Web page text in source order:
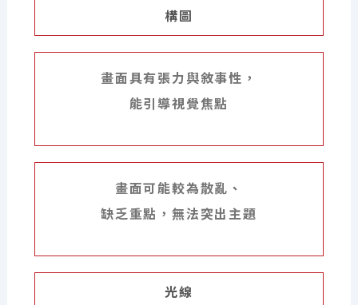
構圖
畫面具有張力與敘事性，
能引導視覺焦點
畫面可能較為散亂、
缺乏重點，無法突出主題
光線